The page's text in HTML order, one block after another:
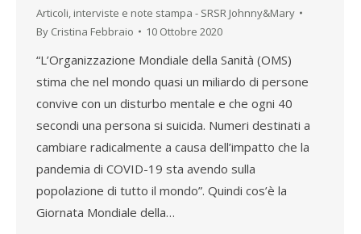
Articoli, interviste e note stampa - SRSR Johnny&Mary
By Cristina Febbraio 10 Ottobre 2020
“L’Organizzazione Mondiale della Sanità (OMS)
stima che nel mondo quasi un miliardo di persone
convive con un disturbo mentale e che ogni 40
secondi una persona si suicida. Numeri destinati a
cambiare radicalmente a causa dell’impatto che la
pandemia di COVID-19 sta avendo sulla
popolazione di tutto il mondo”. Quindi cos’è la
Giornata Mondiale della…